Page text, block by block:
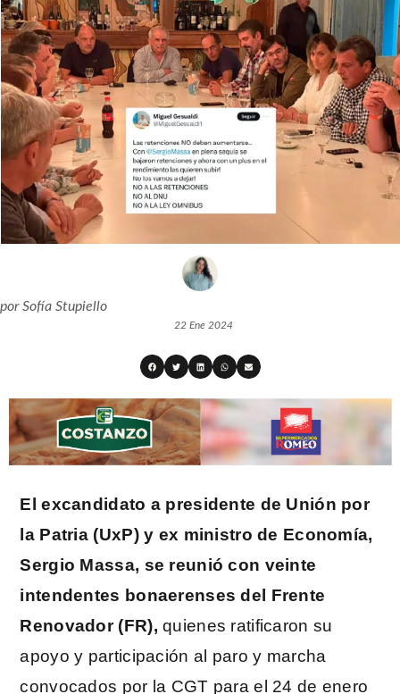
porSofía Stupiello
22 Ene 2024
El excandidato a presidente de Unión por
la Patria (UxP) y ex ministro de Economía,
Sergio Massa, se reunió con veinte
intendentes bonaerenses del Frente
Renovador (FR),quienes ratificaron su
apoyo y participación al paro y marcha
convocados por la CGT para el 24 de enero